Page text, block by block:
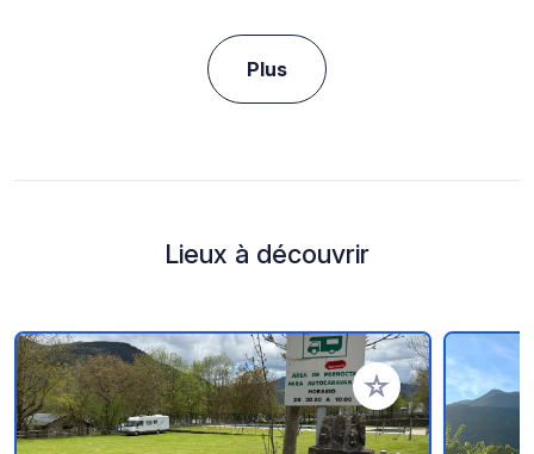
Plus
Lieux à découvrir
Ajouter à vos